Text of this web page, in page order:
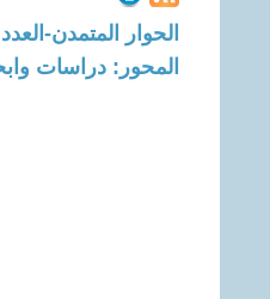
الحوار المتمدن-العدد: 6517 - 2020 / 3 / 18 -
المحور: دراسات